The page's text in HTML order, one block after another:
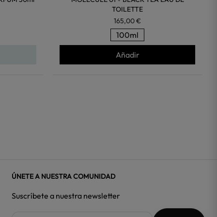
TOILETTE
165,00 €
100ml
Añadir
ÚNETE A NUESTRA COMUNIDAD
Suscríbete a nuestra newsletter